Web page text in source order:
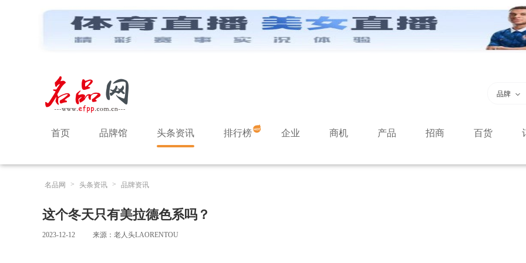
品牌
首页 品牌馆 头条资讯 排行榜 企业 商机 产品 招商 百货
名品网 > 头条资讯 > 品牌资讯
这个冬天只有美拉德色系吗？
2023-12-12 来源：老人头LAORENTOU